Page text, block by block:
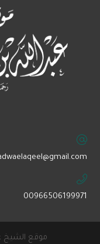
00966506199971
موقع الشيخ